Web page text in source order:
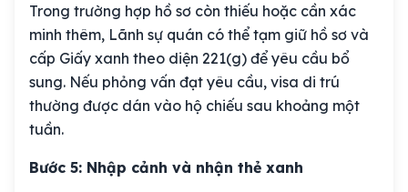
Trong trường hợp hồ sơ còn thiếu hoặc cần xác
minh thêm, Lãnh sự quán có thể tạm giữ hồ sơ và
cấp Giấy xanh theo diện 221(g) để yêu cầu bổ
sung. Nếu phỏng vấn đạt yêu cầu, visa di trú
thường được dán vào hộ chiếu sau khoảng một
tuần.
Bước 5: Nhập cảnh và nhận thẻ xanh